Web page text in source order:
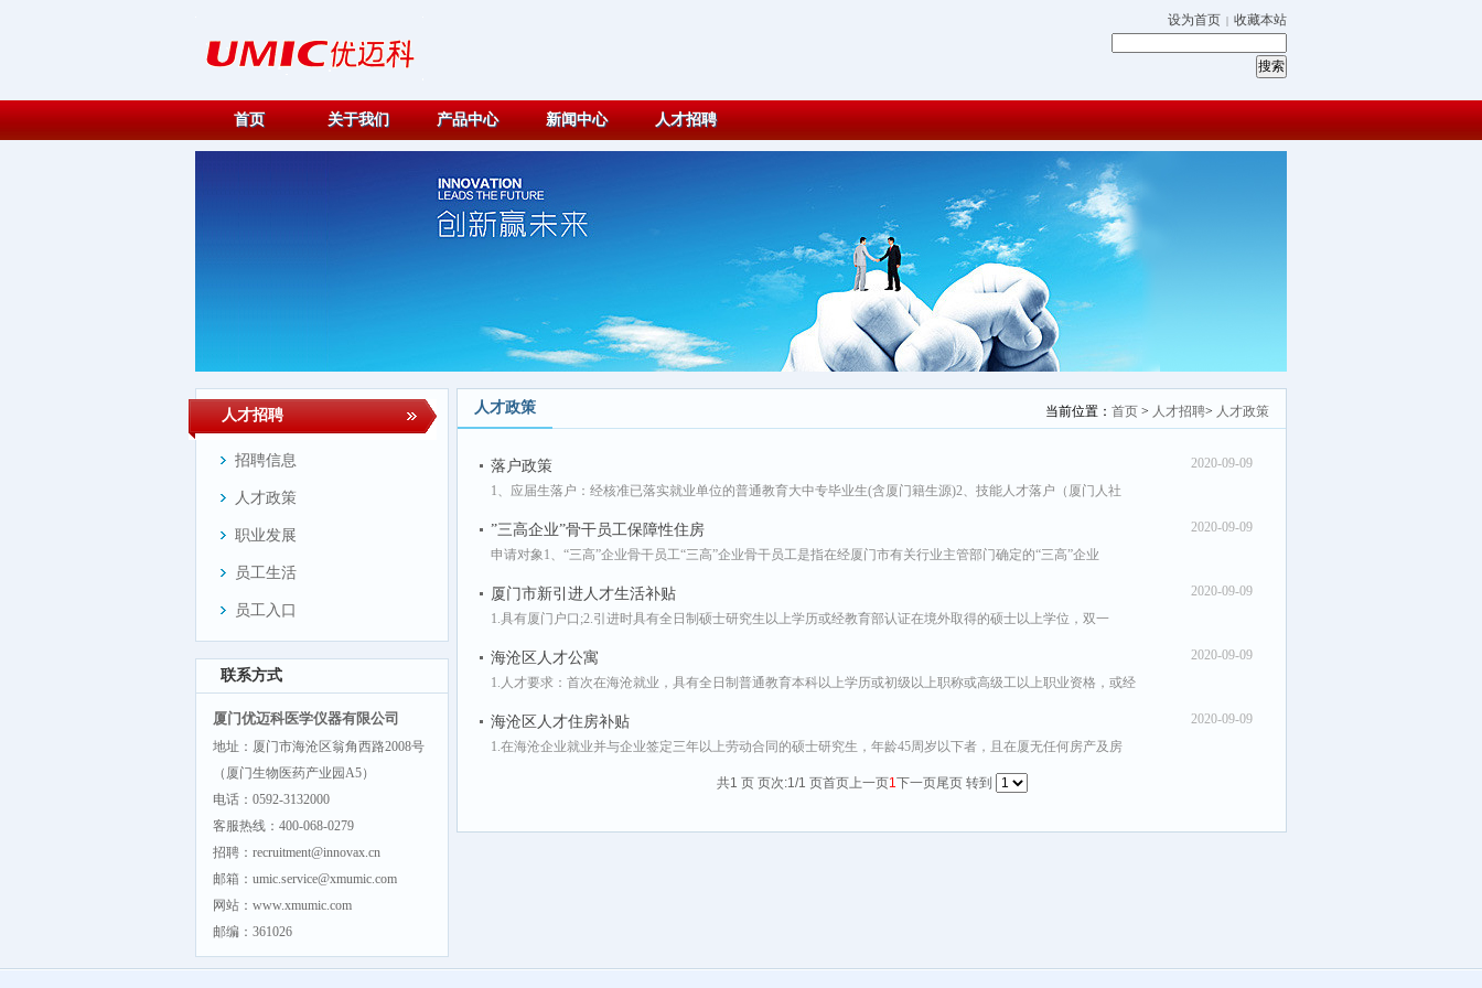
设为首页 | 收藏本站
首页 关于我们 产品中心 新闻中心 人才招聘
人才招聘
招聘信息
人才政策
职业发展
员工生活
员工入口
联系方式
厦门优迈科医学仪器有限公司
地址：厦门市海沧区翁角西路2008号
（厦门生物医药产业园A5）
电话：0592-3132000
客服热线：400-068-0279
招聘：recruitment@innovax.cn
邮箱：umic.service@xmumic.com
网站：www.xmumic.com
邮编：361026
当前位置： 首页 > 人才招聘> 人才政策
人才政策
2020-09-09
落户政策
1、应届生落户：经核准已落实就业单位的普通教育大中专毕业生(含厦门籍生源)2、技能人才落户（厦门人社
2020-09-09
”三高企业”骨干员工保障性住房
申请对象1、“三高”企业骨干员工“三高”企业骨干员工是指在经厦门市有关行业主管部门确定的“三高”企业
2020-09-09
厦门市新引进人才生活补贴
1.具有厦门户口;2.引进时具有全日制硕士研究生以上学历或经教育部认证在境外取得的硕士以上学位，双一
2020-09-09
海沧区人才公寓
1.人才要求：首次在海沧就业，具有全日制普通教育本科以上学历或初级以上职称或高级工以上职业资格，或经
2020-09-09
海沧区人才住房补贴
1.在海沧企业就业并与企业签定三年以上劳动合同的硕士研究生，年龄45周岁以下者，且在厦无任何房产及房
共1 页 页次:1/1 页首页上一页1下一页尾页转到